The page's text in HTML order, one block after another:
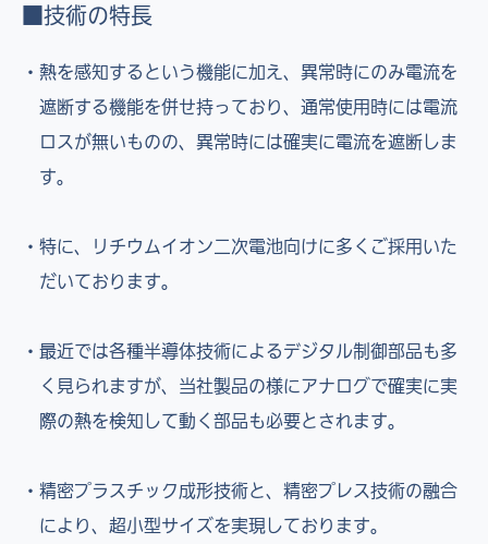
■技術の特長
熱を感知するという機能に加え、異常時にのみ電流を
遮断する機能を併せ持っており、通常使用時には電流
ロスが無いものの、異常時には確実に電流を遮断しま
す。
特に、リチウムイオン二次電池向けに多くご採用いた
だいております。
最近では各種半導体技術によるデジタル制御部品も多
く見られますが、当社製品の様にアナログで確実に実
際の熱を検知して動く部品も必要とされます。
精密プラスチック成形技術と、精密プレス技術の融合
により、超小型サイズを実現しております。